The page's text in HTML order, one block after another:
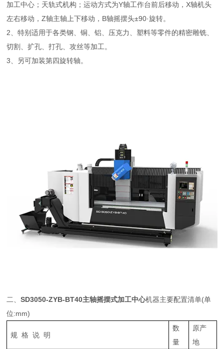
加工中心；天轨式机构；运动方式为Y轴工作台前后移动，X轴机头
左右移动，Z轴主轴上下移动，B轴摇摆头±90·旋转。
2、特别适用于各类钢、铜、铝、压克力、塑料等零件的精密雕铣、
切割、扩孔、打孔、攻丝等加工。
3、另可加装第四旋转轴。
二、SD3050-ZYB-BT40主轴摇摆式加工中心机器主要配置清单(单
位:mm)
规 格 说 明
数
量
原产
地